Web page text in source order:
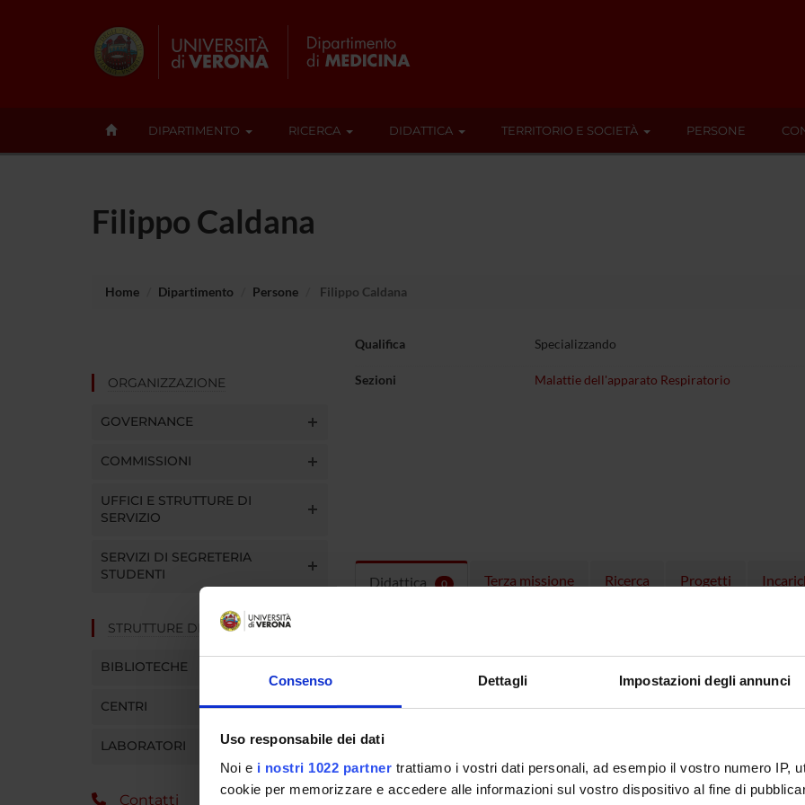
Consenso Dettagli Impostazioni degli annunci
Uso responsabile dei dati
Noi e i nostri 1022 partner trattiamo i vostri dati personali, ad esempio il vostro numero IP,
cookie per memorizzare e accedere alle informazioni sul vostro dispositivo al fine di
DIPARTIMENTO RICERCA DIDATTICA TERRITORIO E SOCIETÀ PERSONE
Filippo Caldana
Home Dipartimento Persone Filippo Caldana
ORGANIZZAZIONE
GOVERNANCE
COMMISSIONI
UFFICI E STRUTTURE DI
SERVIZIO
SERVIZI DI SEGRETERIA
STUDENTI
STRUTTURE DEL DIPARTIMENTO
BIBLIOTECHE
CENTRI
LABORATORI
Contatti
Qualifica Specializzando
Sezioni Malattie dell'apparato Respiratorio
Didattica 0 Terza missione Ricerca Progetti
Insegnamenti attivi nel periodo selezionato:0.